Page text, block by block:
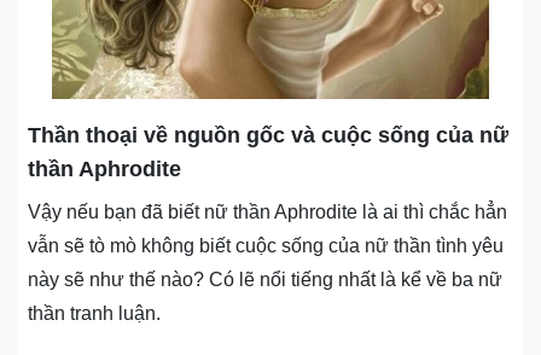
Thần thoại về nguồn gốc và cuộc sống của nữ
thần Aphrodite
Vậy nếu bạn đã biết nữ thần Aphrodite là ai thì chắc hẳn
vẫn sẽ tò mò không biết cuộc sống của nữ thần tình yêu
này sẽ như thế nào? Có lẽ nổi tiếng nhất là kể về ba nữ
thần tranh luận.